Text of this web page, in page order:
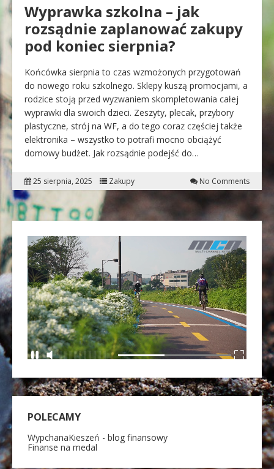
Wyprawka szkolna – jak
rozsądnie zaplanować zakupy
pod koniec sierpnia?
Końcówka sierpnia to czas wzmożonych przygotowań
do nowego roku szkolnego. Sklepy kuszą promocjami, a
rodzice stoją przed wyzwaniem skompletowania całej
wyprawki dla swoich dzieci. Zeszyty, plecak, przybory
plastyczne, strój na WF, a do tego coraz częściej także
elektronika – wszystko to potrafi mocno obciążyć
domowy budżet. Jak rozsądnie podejść do…
25 sierpnia, 2025 Zakupy No Comments
POLECAMY
WypchanaKieszeń - blog finansowy
Finanse na medal